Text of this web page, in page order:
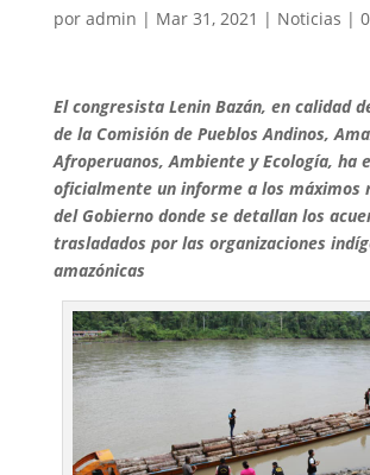
por admin | Mar 31, 2021 | Noticias |
El congresista Lenin Bazán, en calidad
de la Comisión de Pueblos Andinos,
Afroperuanos, Ambiente y Ecología, ha
oficialmente un informe a los máximos
del Gobierno donde se detallan los
trasladados por las organizaciones
amazónicas